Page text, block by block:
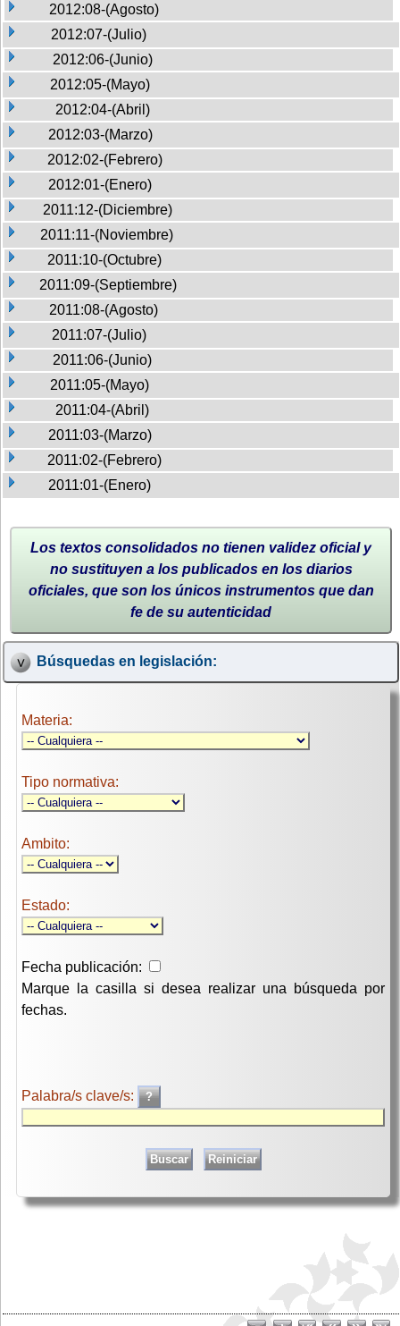
2012:08-(Agosto)
2012:07-(Julio)
2012:06-(Junio)
2012:05-(Mayo)
2012:04-(Abril)
2012:03-(Marzo)
2012:02-(Febrero)
2012:01-(Enero)
2011:12-(Diciembre)
2011:11-(Noviembre)
2011:10-(Octubre)
2011:09-(Septiembre)
2011:08-(Agosto)
2011:07-(Julio)
2011:06-(Junio)
2011:05-(Mayo)
2011:04-(Abril)
2011:03-(Marzo)
2011:02-(Febrero)
2011:01-(Enero)
Los textos consolidados no tienen validez oficial y
no sustituyen a los publicados en los diarios
oficiales, que son los únicos instrumentos que dan
fe de su autenticidad
Búsquedas en legislación:
Materia:
Tipo normativa:
Ambito:
Estado:
Fecha publicación:
Marque la casilla si desea realizar una búsqueda por
fechas.
Palabra/s clave/s: